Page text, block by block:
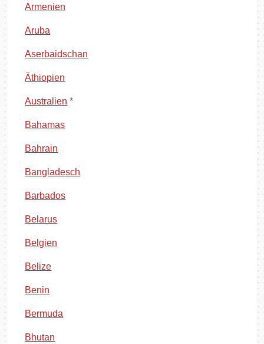
Armenien
Aruba
Aserbaidschan
Äthiopien
Australien *
Bahamas
Bahrain
Bangladesch
Barbados
Belarus
Belgien
Belize
Benin
Bermuda
Bhutan